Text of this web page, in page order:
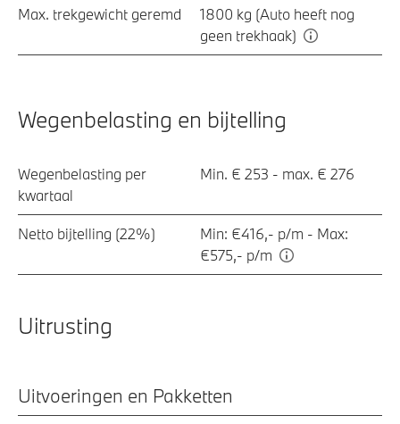
Max. trekgewicht geremd
1800 kg (Auto heeft nog
geen trekhaak)
Wegenbelasting en bijtelling
Wegenbelasting per
kwartaal
Min. € 253 - max. € 276
Netto bijtelling (22%)
Min: €416,- p/m - Max:
€575,- p/m
Uitrusting
Uitvoeringen en Pakketten